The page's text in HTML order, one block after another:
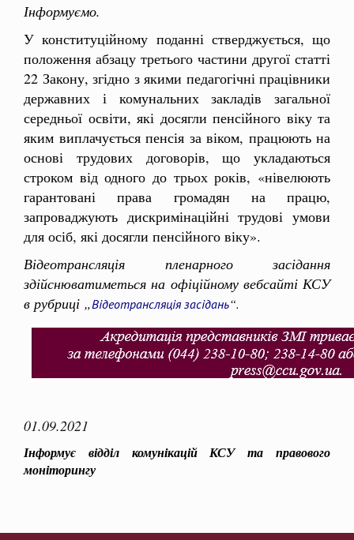
Інформуємо.
У конституційному поданні стверджується, що
положення абзацу третього частини другої статті
22 Закону, згідно з якими педагогічні працівники
державних і комунальних закладів загальної
середньої освіти, які досягли пенсійного віку та
яким виплачується пенсія за віком, працюють на
основі трудових договорів, що укладаються
строком від одного до трьох років, «нівелюють
гарантовані права громадян на працю,
запроваджують дискримінаційні трудові умови
для осіб, які досягли пенсійного віку».
Відеотрансляція пленарного засідання
здійснюватиметься на офіційному вебсайті КСУ
в рубриці „Відеотрансляція засідань“.
01.09.2021
Інформує відділ комунікацій КСУ та правового
моніторингу